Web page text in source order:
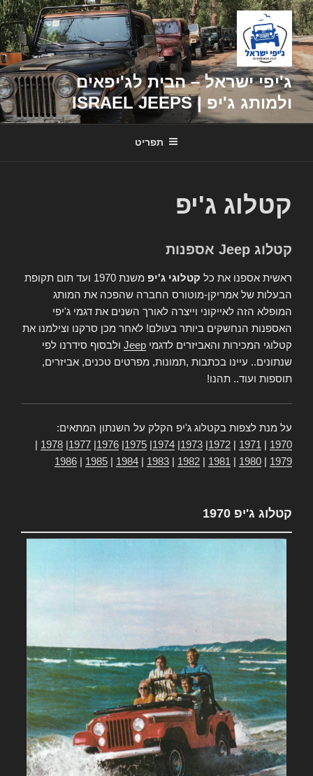
דילוג
לתוכן
ג'יפי ישראל – הבית לג'יפאים
ולמותג ג'יפ | ISRAEL JEEPS
תפריט
קטלוג ג'יפ
קטלוג Jeep אספנות
ראשית אספנו את כל קטלוגי ג'יפ
משנת 1970 ועד תום תקופת
הבעלות של אמריקן-מוטורס החברה שהפכה את המותג
המופלא הזה לאייקוני וייצרה לאורך השנים את דגמי ג'יפי
האספנות הנחשקים ביותר בעולם! לאחר מכן סרקנו וצילמנו את
קטלוגי המכירות והאביזרים לדגמי Jeep ולבסוף סידרנו לפי
שנתונים.. עיינו בכתבות ,תמונות, מפרטים טכנים, אביזרים,
תוספות ועוד.. תהנו!
על מנת לצפות בקטלוג ג'יפ הקלק על השנתון המתאים:
1970
1971
1972
1973
1974
1975
1976
1977
1978
1979
1980
1981
1982
1983
1984
1985
1986
קטלוג ג'יפ 1970